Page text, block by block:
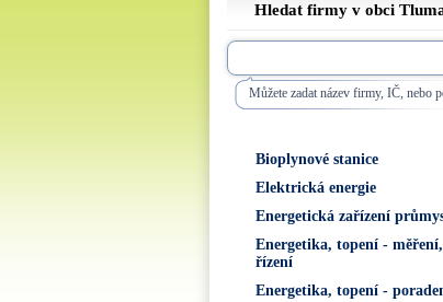
Hledat firmy v obci
Můžete zadat název firmy, IČ, nebo
Bioplynové stanice
Elektrická energie
Energetická zařízení
Energetika, topení -
řízení
Energetika, topení -